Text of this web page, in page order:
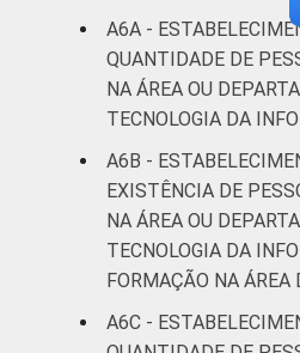
A6A -
QUANTIDADE DE
NA ÁREA OU
TECNOLOGIA DA
A6B -
EXISTÊNCIA DE
NA ÁREA OU
TECNOLOGIA DA
FORMAÇÃO NA ÁREA
A6C -